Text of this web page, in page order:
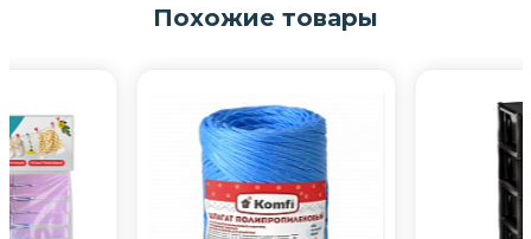
Похожие товары